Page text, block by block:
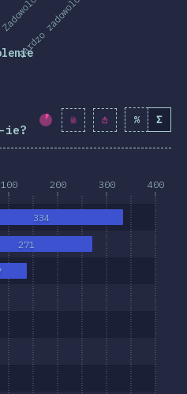
Bardzo zadowolony
ie?
Procent ukończenia:
% Σ
100 200 300 400
271
334